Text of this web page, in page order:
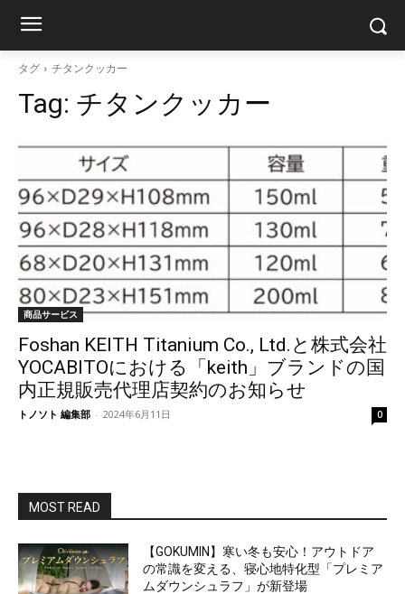
タグ チタンクッカー
Tag: チタンクッカー
商品サービス
Foshan KEITH Titanium Co., Ltd.と株式会社
YOCABITOにおける「keith」ブランドの国
内正規販売代理店契約のお知らせ
トノソト 編集部 - 2024年6月11日 0
MOST READ
【GOKUMIN】寒い冬も安心！アウトドア
の常識を変える、寝心地特化型「プレミア
ムダウンシュラフ」が新登場